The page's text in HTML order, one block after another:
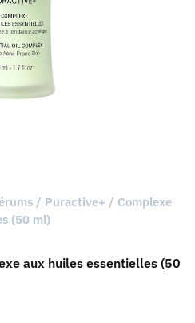
/ Puractive+ / Complexe
(50 ml)
aux huiles essentielles (50